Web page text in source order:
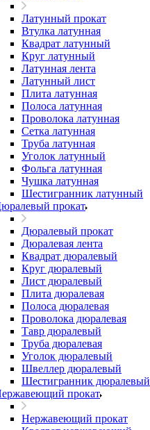
Латунный прокат
Втулка латунная
Квадрат латунный
Круг латунный
Латунная лента
Латунный лист
Плита латунная
Полоса латунная
Проволока латунная
Сетка латунная
Труба латунная
Уголок латунный
Фольга латунная
Чушка латунная
Шестигранник латунный
прокат
Дюралевый прокат
Дюралевая лента
Квадрат дюралевый
Круг дюралевый
Лист дюралевый
Плита дюралевая
Полоса дюралевая
Проволока дюралевая
Тавр дюралевый
Труба дюралевая
Уголок дюралевый
Швеллер дюралевый
Шестигранник дюралевый
прокат
Нержавеющий прокат